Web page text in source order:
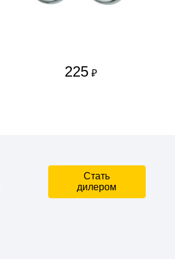
225 ₽
Стать
дилером